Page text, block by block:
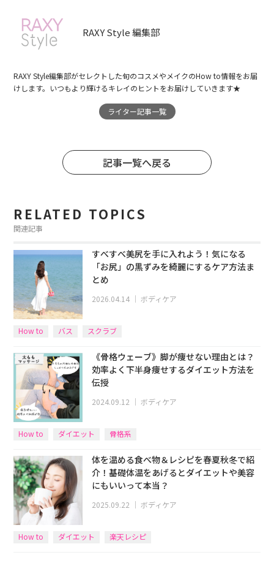
RAXY Style 編集部
RAXY Style編集部がセレクトした旬のコスメやメイクのHow to情報をお届
けします。いつもより輝けるキレイのヒントをお届けしていきます★
ライター記事一覧
記事一覧へ戻る
RELATED TOPICS
関連記事
すべすべ美尻を手に入れよう！気になる
「お尻」の黒ずみを綺麗にするケア方法ま
とめ
2026.04.14 ｜ボディケア
How to バス スクラブ
《骨格ウェーブ》脚が痩せない理由とは？
効率よく下半身痩せするダイエット方法を
伝授
2024.09.12 ｜ボディケア
How to ダイエット 骨格系
体を温める食べ物＆レシピを春夏秋冬で紹
介！基礎体温をあげるとダイエットや美容
にもいいって本当？
2025.09.22 ｜ボディケア
How to ダイエット 楽天レシピ